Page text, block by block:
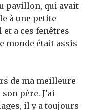
pavillon, qui avait
à une petite
a ces fenêtres
monde était assis
de ma meilleure
père. J’ai
il y a toujours